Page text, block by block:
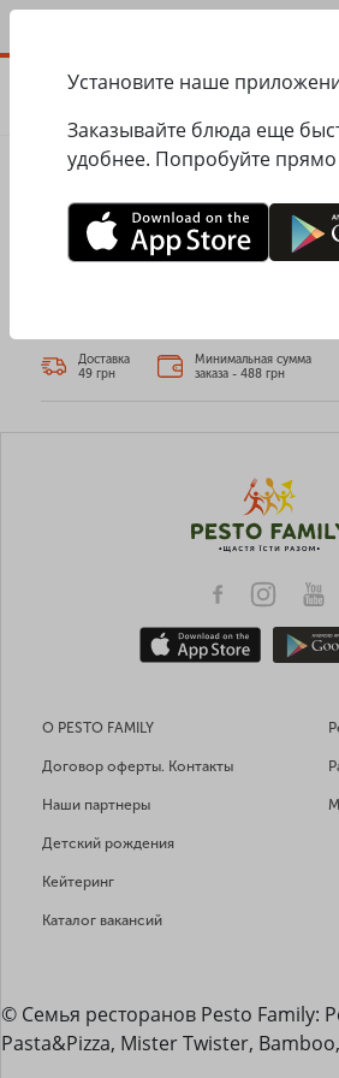
Главная Дополнительные ингредиенты
Доставка
49 грн
Минимальная сумма
заказа - 488 грн
О PESTO FAMILY
Договор оферты. Контакты
Наши партнеры
Детский рождения
Кейтеринг
Каталог вакансий
© Семья ресторанов Pesto Family:
Pasta&Pizza, Mister Twister,
Установите наше
Заказывайте блюда еще
удобнее. Попробуйте прямо